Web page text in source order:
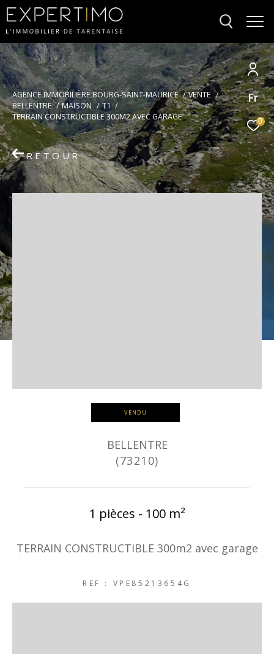
Fr
0
Votre
recherche
AGENCE IMMOBILIÈRE BOURG-SAINT-MAURICE
VENTE
BELLENTRE
MAISON
T1
TERRAIN CONSTRUCTIBLE 300M2 AVEC GARAGE
RETOUR
VENDU
BELLENTRE
(73210)
1 pièces - 100 m²
TERRAIN CONSTRUCTIBLE 300m2 avec garage
REF : VPE85213654G